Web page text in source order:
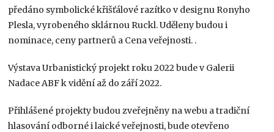
předáno symbolické křišťálové razítko v designu Ronyho
Plesla, vyrobeného sklárnou Ruckl. Uděleny budou i
nominace, ceny partnerů a Cena veřejnosti. .
Výstava Urbanistický projekt roku 2022 bude v Galerii
Nadace ABF k vidění až do září 2022.
Přihlášené projekty budou zveřejněny na webu a tradiční
hlasování odborné i laické veřejnosti, bude otevřeno